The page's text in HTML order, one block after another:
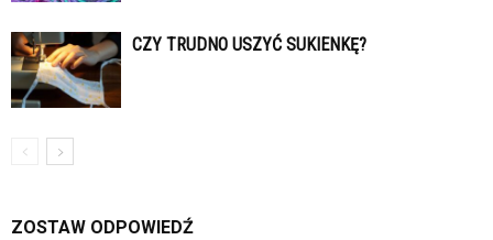
CZY TRUDNO USZYĆ SUKIENKĘ?
ZOSTAW ODPOWIEDŹ